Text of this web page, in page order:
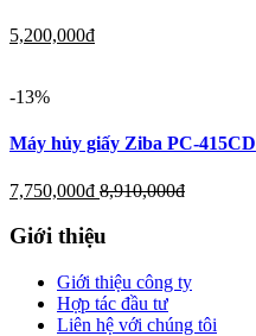
5,200,000đ
-13%
Máy hủy giấy Ziba PC-415CD
7,750,000đ 8,910,000đ
Giới thiệu
Giới thiệu công ty
Hợp tác đầu tư
Liên hệ với chúng tôi